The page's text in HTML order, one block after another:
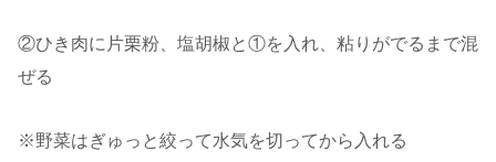
②ひき肉に片栗粉、塩胡椒と①を入れ、粘りがでるまで混
ぜる
※野菜はぎゅっと絞って水気を切ってから入れる